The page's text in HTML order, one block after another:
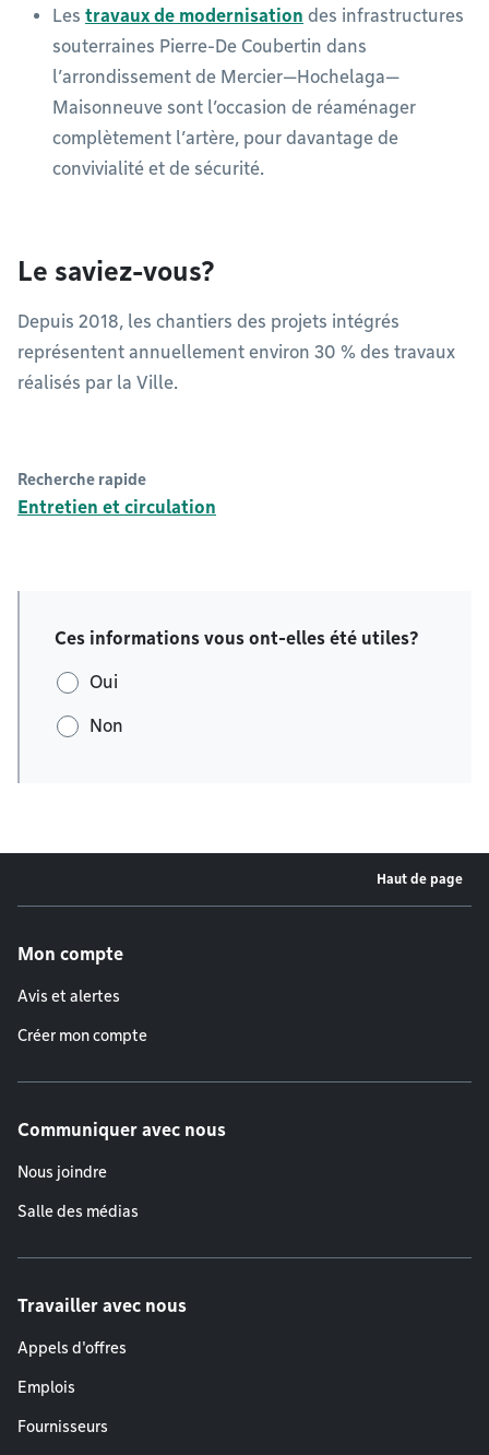
Les travaux de modernisation des infrastructures
souterraines Pierre-De Coubertin dans
l’arrondissement de Mercier—Hochelaga—
Maisonneuve sont l’occasion de réaménager
complètement l’artère, pour davantage de
convivialité et de sécurité.
Le saviez-vous?
Depuis 2018, les chantiers des projets intégrés
représentent annuellement environ 30 % des travaux
réalisés par la Ville.
Recherche rapide
Entretien et circulation
Ces informations vous ont-elles été utiles?
Oui
Non
Haut de page
Mon compte
Avis et alertes
Créer mon compte
Communiquer avec nous
Nous joindre
Salle des médias
Travailler avec nous
Appels d'offres
Emplois
Fournisseurs